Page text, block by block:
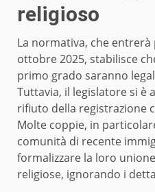
religioso
La normativa, che
ottobre 2025, stabilisce
primo grado saranno
Tuttavia, il legislatore si è
rifiuto della registrazione
Molte coppie, in
comunità di recente
formalizzare la loro
religiose, ignorando i